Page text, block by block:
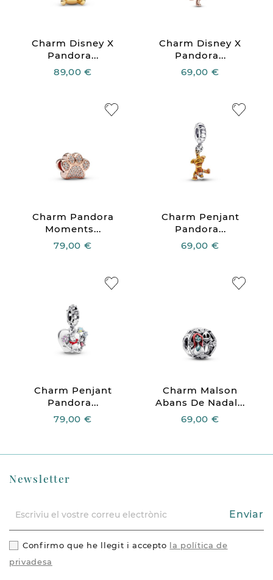
Charm Disney X
Pandora...
89,00 €
Charm Disney X
Pandora...
69,00 €
Charm Pandora
Moments...
79,00 €
Charm Penjant
Pandora...
69,00 €
Charm Penjant
Pandora...
79,00 €
Charm Malson
Abans De Nadal...
69,00 €
Newsletter
Enviar
Confirmo que he llegit i accepto la política de
privadesa